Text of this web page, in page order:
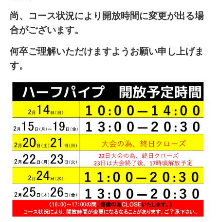
尚、コース状況により開放時間に変更が出る場
合がございます。
何卒ご理解いただけますようお願い申し上げま
す。